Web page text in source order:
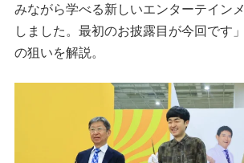
みながら学べる新しいエンターテイン
しました。最初のお披露目が今回です
の狙いを解説。